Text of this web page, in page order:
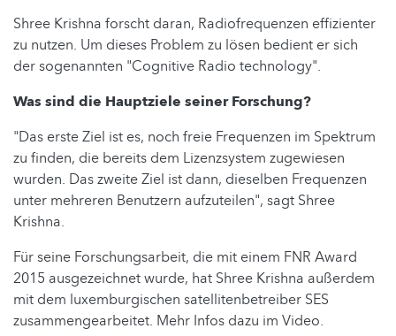
Shree Krishna forscht daran, Radiofrequenzen effizienter
zu nutzen. Um dieses Problem zu lösen bedient er sich
der sogenannten "Cognitive Radio technology".
Was sind die Hauptziele seiner Forschung?
"Das erste Ziel ist es, noch freie Frequenzen im Spektrum
zu finden, die bereits dem Lizenzsystem zugewiesen
wurden. Das zweite Ziel ist dann, dieselben Frequenzen
unter mehreren Benutzern aufzuteilen", sagt Shree
Krishna.
Für seine Forschungsarbeit, die mit einem FNR Award
2015 ausgezeichnet wurde, hat Shree Krishna außerdem
mit dem luxemburgischen satellitenbetreiber SES
zusammengearbeitet. Mehr Infos dazu im Video.